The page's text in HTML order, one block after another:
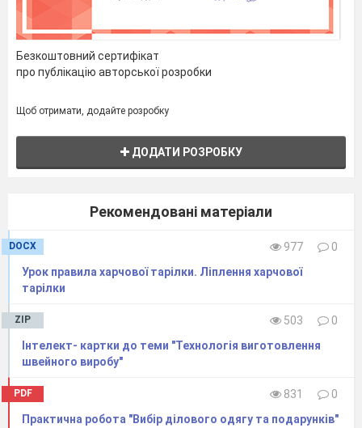
Безкоштовний сертифікат
про публікацію авторської розробки
Щоб отримати, додайте розробку
ДОДАТИ РОЗРОБКУ
Рекомендовані матеріали
DOCX 977
0
Урок правила харчової тарілки. Ліплення харчової
тарілки
ZIP 503
0
Інтелект- картки до теми "Технологія виготовлення
швейного виробу"
PDF 831
0
Практична робота "Вибір ділового одягу та подарунків"